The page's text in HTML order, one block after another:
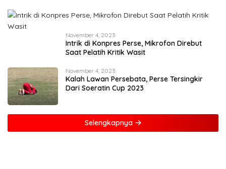
November 4, 2023
Intrik di Konpres Perse, Mikrofon Direbut
Saat Pelatih Kritik Wasit
November 4, 2023
Kalah Lawan Persebata, Perse Tersingkir
Dari Soeratin Cup 2023
Selengkapnya